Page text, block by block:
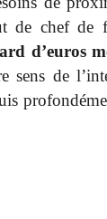
de chef de
d’euros
sens de